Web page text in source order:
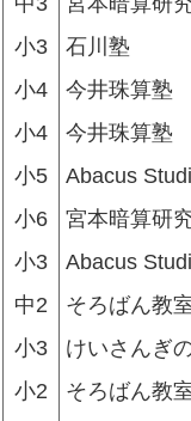
小3
石川塾
小4
今井珠算塾
小4
今井珠算塾
小5
Abacus
小6
宮本暗算研
小3
Abacus
中2
そろばん教
小3
けいさんぎ
小2
そろばん教